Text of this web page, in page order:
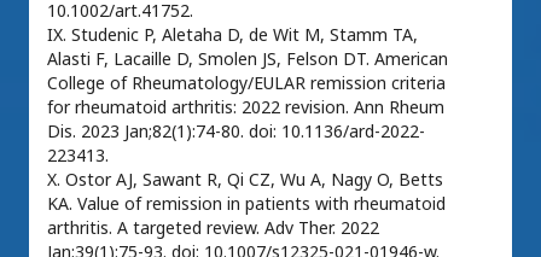
10.1002/art.41752.
IX. Studenic P, Aletaha D, de Wit M, Stamm TA,
Alasti F, Lacaille D, Smolen JS, Felson DT. American
College of Rheumatology/EULAR remission criteria
for rheumatoid arthritis: 2022 revision. Ann Rheum
Dis. 2023 Jan;82(1):74-80. doi: 10.1136/ard-2022-
223413.
X. Ostor AJ, Sawant R, Qi CZ, Wu A, Nagy O, Betts
KA. Value of remission in patients with rheumatoid
arthritis. A targeted review. Adv Ther. 2022
Jan;39(1):75-93. doi: 10.1007/s12325-021-01946-w.